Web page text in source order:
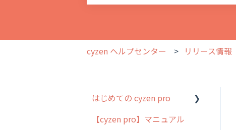
cyzen ヘルプセンター リリース情報
はじめての cyzen pro
cyzen pro とは？
【cyzen pro】マニュアル